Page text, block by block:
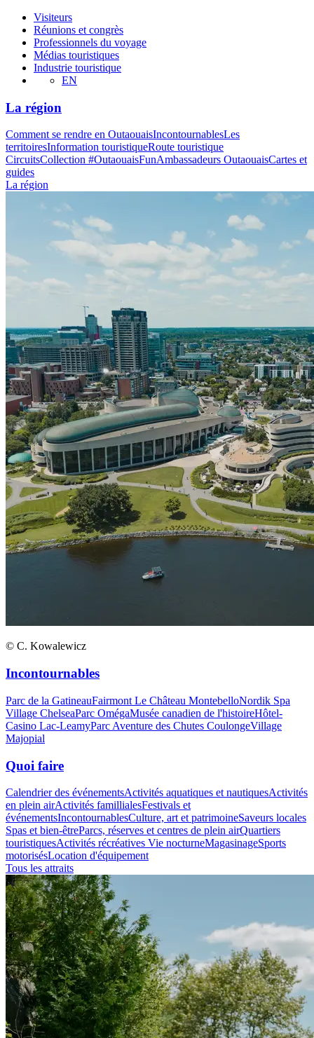
Visiteurs
Réunions et congrès
Professionnels du voyage
Médias touristiques
Industrie touristique
EN
La région
Comment se rendre en OutaouaisIncontournablesLes
territoiresInformation touristiqueRoute touristique
CircuitsCollection #OutaouaisFunAmbassadeurs OutaouaisCartes et
guides
La région
© C. Kowalewicz
Incontournables
Parc de la GatineauFairmont Le Château MontebelloNordik Spa
Village ChelseaParc OmégaMusée canadien de l'histoireHôtel-
Casino Lac-LeamyParc Aventure des Chutes CoulongeVillage
Majopial
Quoi faire
Calendrier des événementsActivités aquatiques et nautiquesActivités
en plein airActivités famillialesFestivals et
événementsIncontournablesCulture, art et patrimoineSaveurs locales
Spas et bien-êtreParcs, réserves et centres de plein airQuartiers
touristiquesActivités récréatives Vie nocturneMagasinageSports
motorisésLocation d'équipement
Tous les attraits